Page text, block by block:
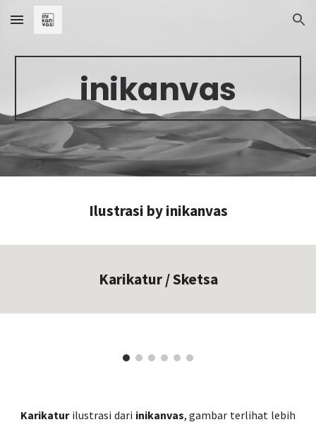
Skip to main content Skip to navigation
inikanvas
Ilustrasi by inikanvas
Karikatur / Sketsa
Karikaturilustrasi dari inikanvas, gambar terlihat lebih